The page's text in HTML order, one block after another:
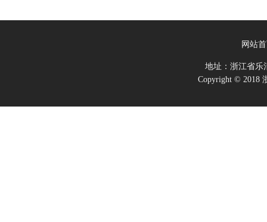
网站
地址：浙江省
Copyright © 2018